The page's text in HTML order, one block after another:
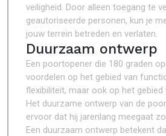
veiligheid. Door alleen toegang te
geautoriseerde personen, kun je
jouw terrein betreden en verlaten.
Duurzaam ontwerp
Een poortopener die 180 graden
voordelen op het gebied van
flexibiliteit, maar ook op het gebied
Het duurzame ontwerp van de
ervoor dat hij jarenlang meegaat
Een duurzaam ontwerp betekent